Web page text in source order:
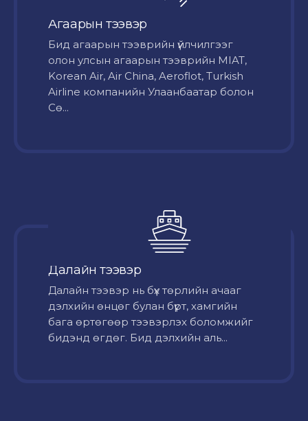
Агаарын тээвэр
Бид агаарын тээврийн үйлчилгээг
олон улсын агаарын тээврийн MIAT,
Korean Air, Air China, Aeroflot, Turkish
Airline компанийн Улаанбаатар болон
Сө...
Далайн тээвэр
Далайн тээвэр нь бүх төрлийн ачааг
дэлхийн өнцөг булан бүрт, хамгийн
бага өртөгөөр тээвэрлэх боломжийг
бидэнд өгдөг. Бид дэлхийн аль...